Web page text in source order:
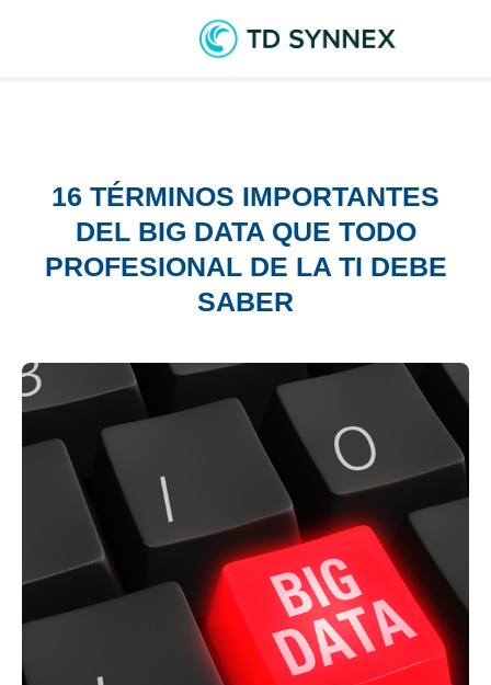
16 TÉRMINOS IMPORTANTES
DEL BIG DATA QUE TODO
PROFESIONAL DE LA TI DEBE
SABER